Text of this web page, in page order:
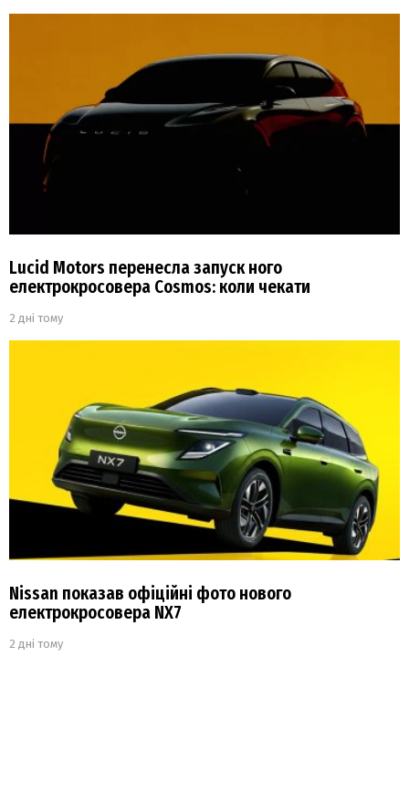
Lucid Motors перенесла запуск ного
електрокросовера Cosmos: коли чекати
2 дні тому
Nissan показав офіційні фото нового
електрокросовера NX7
2 дні тому